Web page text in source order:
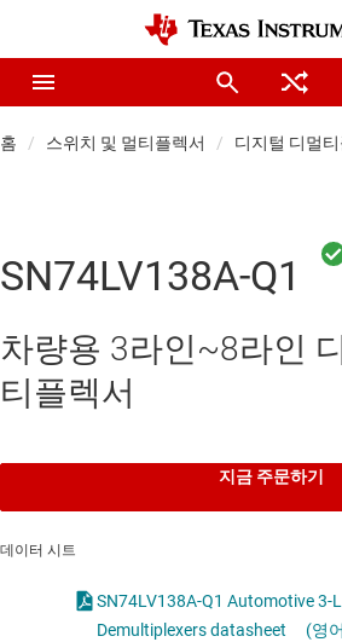
홈 스위치 및 멀티플렉서 디지털 디멀
SN74LV138A-Q1
차량용 3라인~8라인
티플렉서
지금 주문하기
데이터 시트
SN74LV138A-Q1 Automotive 3-Line to 8-Line Decoders or
Demultiplexers datasheet
(영